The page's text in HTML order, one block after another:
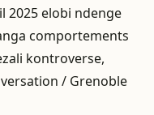
2025 elobi ndenge
comportements
kontroverse,
/ Grenoble